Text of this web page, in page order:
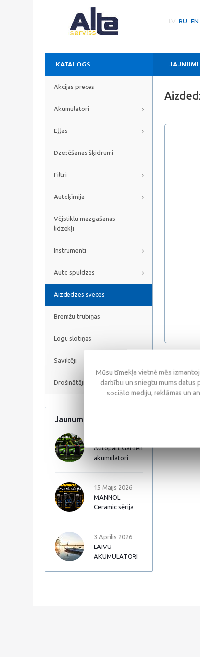
LV RU EN
KATALOGS JAUNUMI
Akcijas preces
Akumulatori
Eļļas
Dzesēšanas šķidrumi
Filtri
Autoķīmija
Vējstiklu mazgašanas
lidzekļi
Instrumenti
Auto spuldzes
Aizdedzes sveces
Bremžu trubiņas
Logu slotiņas
Savilcēji
Drošinātāji
Jaunumi
Autopart Garden
akumulatori
15 Maijs 2026
MANNOL
Ceramic sērija
3 Aprīlis 2026
LAIVU
AKUMULATORI
Mūsu tīmekļa vietnē mēs
darbību un sniegtu mums datus
sociālo mediju, reklāmas un